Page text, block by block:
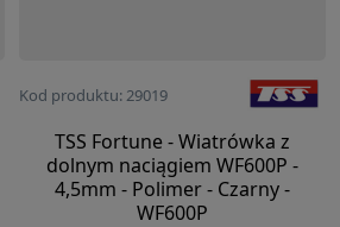
Kod produktu: 29019
TSS Fortune - Wiatrówka z
dolnym naciągiem WF600P -
4,5mm - Polimer - Czarny -
WF600P